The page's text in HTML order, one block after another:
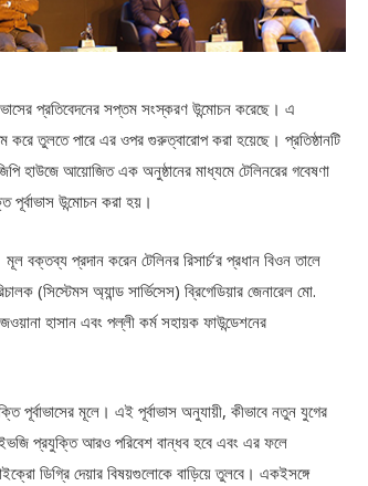
প্রতিবেদনের সপ্তম সংস্করণ উন্মোচন করেছে। এ
করে তুলতে পারে এর ওপর গুরুত্বারোপ করা হয়েছে। প্রতিষ্ঠানটি
হাউজে আয়োজিত এক অনুষ্ঠানের মাধ্যমে টেলিনরের গবেষণা
উন্মোচন করা হয়।
প্রদান করেন টেলিনর রিসার্চ’র প্রধান বিওন তালে
(সিস্টেমস অ্যান্ড সার্ভিসেস) ব্রিগেডিয়ার জেনারেল মো.
হাসান এবং পল্লী কর্ম সহায়ক ফাউন্ডেশনের
পূর্বাভাসের মূলে। এই পূর্বাভাস অনুযায়ী, কীভাবে নতুন যুগের
প্রযুক্তি আরও পরিবেশ বান্ধব হবে এবং এর ফলে
ডিগ্রি দেয়ার বিষয়গুলোকে বাড়িয়ে তুলবে। একইসঙ্গে